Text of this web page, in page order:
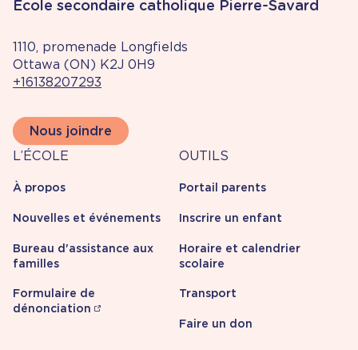
École secondaire catholique Pierre-Savard
1110, promenade Longfields
Ottawa (ON) K2J 0H9
+16138207293
Nous joindre
À
propos
L’ÉCOLE
À propos
Nouvelles et événements
Bureau d'assistance aux
familles
Formulaire de
dénonciation
Outils
OUTILS
Portail parents
Inscrire un enfant
Horaire et calendrier
scolaire
Transport
Faire un don